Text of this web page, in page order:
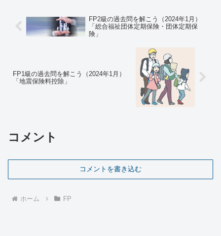
FP2級の過去問を解こう（2024年1月）
「総合福祉団体定期保険・団体定期保
険」
FP1級の過去問を解こう（2024年1月）
「地震保険料控除」
コメント
コメントを書き込む
ホーム FP